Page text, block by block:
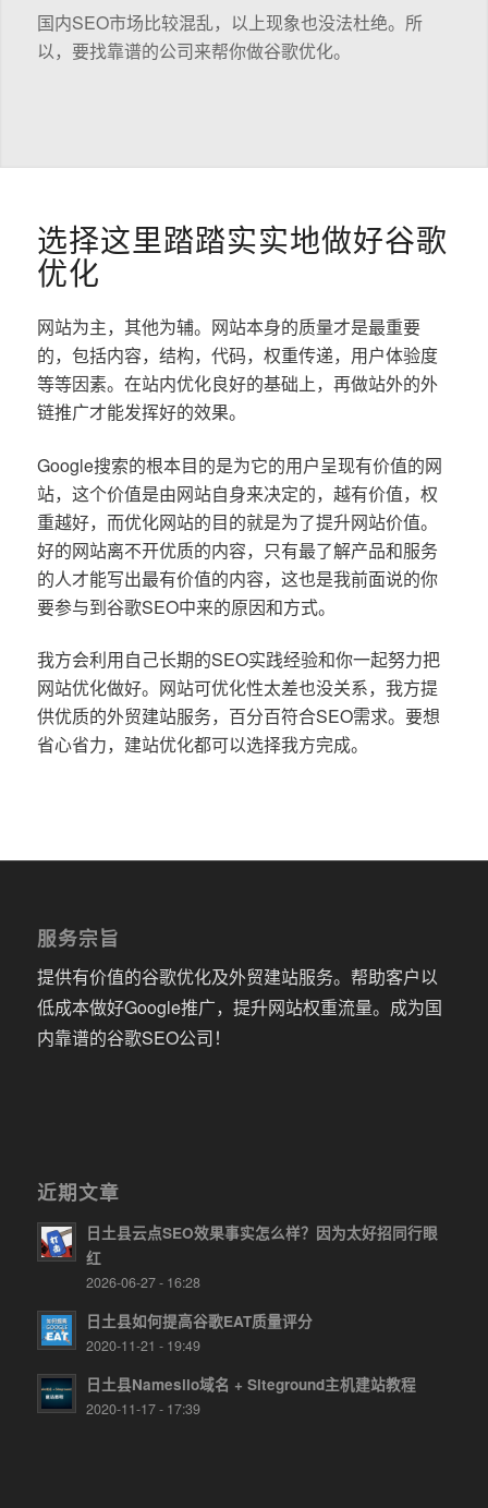
国内SEO市场比较混乱，以上现象也没法杜绝。所
以，要找靠谱的公司来帮你做谷歌优化。
选择这里踏踏实实地做好谷歌
优化
网站为主，其他为辅。网站本身的质量才是最重要
的，包括内容，结构，代码，权重传递，用户体验度
等等因素。在站内优化良好的基础上，再做站外的外
链推广才能发挥好的效果。
Google搜索的根本目的是为它的用户呈现有价值的网
站，这个价值是由网站自身来决定的，越有价值，权
重越好，而优化网站的目的就是为了提升网站价值。
好的网站离不开优质的内容，只有最了解产品和服务
的人才能写出最有价值的内容，这也是我前面说的你
要参与到谷歌SEO中来的原因和方式。
我方会利用自己长期的SEO实践经验和你一起努力把
网站优化做好。网站可优化性太差也没关系，我方提
供优质的外贸建站服务，百分百符合SEO需求。要想
省心省力，建站优化都可以选择我方完成。
服务宗旨
提供有价值的谷歌优化及外贸建站服务。帮助客户以
低成本做好Google推广，提升网站权重流量。成为国
内靠谱的谷歌SEO公司！
近期文章
日土县云点SEO效果事实怎么样？因为太好招同行眼
红
2026-06-27 - 16:28
日土县如何提高谷歌EAT质量评分
2020-11-21 - 19:49
日土县Namesilo域名 + Siteground主机建站教程
2020-11-17 - 17:39